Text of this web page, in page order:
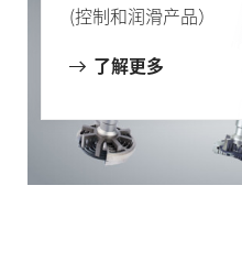
(控制和润滑产品）
了解更多